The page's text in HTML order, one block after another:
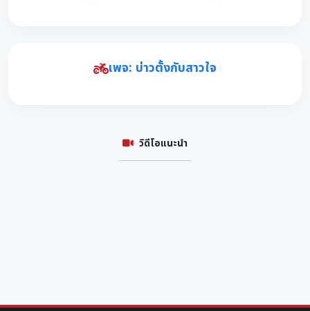
เพจ: บ่าวตั้งกับสาวใจ
วิดีโอแนะนำ